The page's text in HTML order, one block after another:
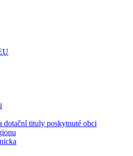
dotační tituly poskytnuté obci